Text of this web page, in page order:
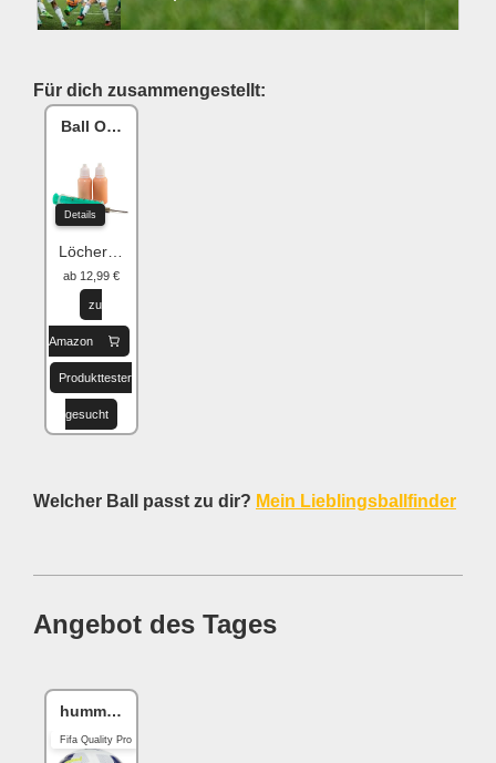
Für dich zusammengestellt:
Ball One Reparaturset
Details
Löcher flicken
ab 12,99 €
zu
Amazon
Produkttester
gesucht
Welcher Ball passt zu dir? Mein Lieblingsballfinder
Angebot des Tages
hummel hmlLEGACY
Fifa Quality Pro